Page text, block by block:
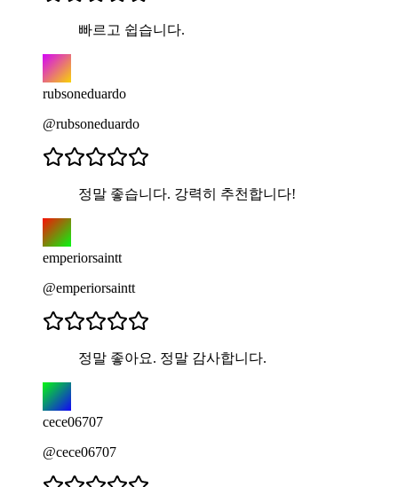
빠르고 쉽습니다.
rubsoneduardo
@rubsoneduardo
정말 좋습니다. 강력히 추천합니다!
emperiorsaintt
@emperiorsaintt
정말 좋아요. 정말 감사합니다.
cece06707
@cece06707